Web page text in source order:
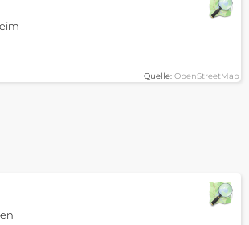
Quelle: OpenStreetMap